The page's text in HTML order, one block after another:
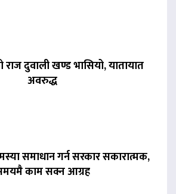
राज दुवाली खण्ड भासियो, यातायात
अवरुद्ध
समाधान गर्न सरकार सकारात्मक,
काम सक्न आग्रह